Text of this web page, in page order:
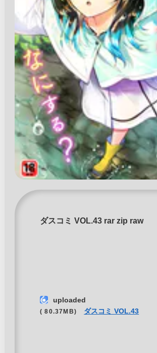
ダスコミ VOL.43 rar zip raw
uploaded
( 80.37MB) ダスコミ VOL.43